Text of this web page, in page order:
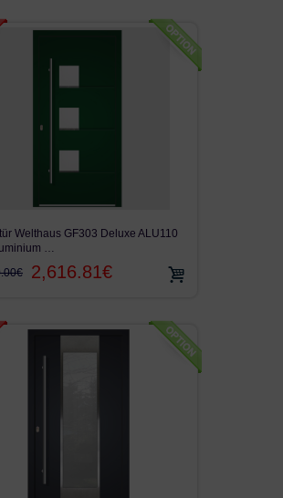
Welthaus GF303 Deluxe ALU110
…
2,616.81€